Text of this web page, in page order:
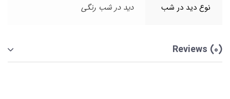
نوع دید در شب دید در شب رنگی
Reviews (0)